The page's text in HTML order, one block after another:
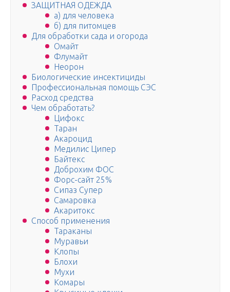
ЗАЩИТНАЯ ОДЕЖДА
а) для человека
б) для питомцев
Для обработки сада и огорода
Омайт
Флумайт
Неорон
Биологические инсектициды
Профессиональная помощь СЭС
Расход средства
Чем обработать?
Цифокс
Таран
Акароцид
Медилис Ципер
Байтекс
Доброхим ФОС
Форс-сайт 25%
Сипаз Супер
Самаровка
Акаритокс
Способ применения
Тараканы
Муравьи
Клопы
Блохи
Мухи
Комары